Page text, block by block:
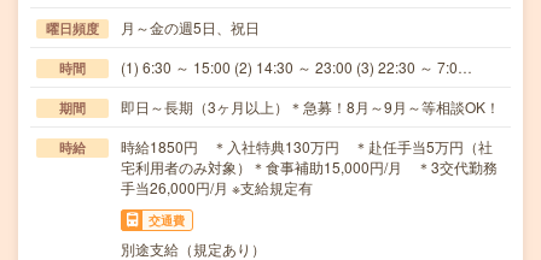
曜日頻度 月～金の週5日、祝日
時間 (1) 6:30 ～ 15:00 (2) 14:30 ～ 23:00 (3) 22:30 ～ 7:0…
期間 即日～長期（3ヶ月以上）＊急募！8月～9月～等相談OK！
時給
時給1850円 ＊入社特典130万円 ＊赴任手当5万円（社
宅利用者のみ対象）＊食事補助15,000円/月 ＊3交代勤務
手当26,000円/月 ※支給規定有
交通費
別途支給（規定あり）